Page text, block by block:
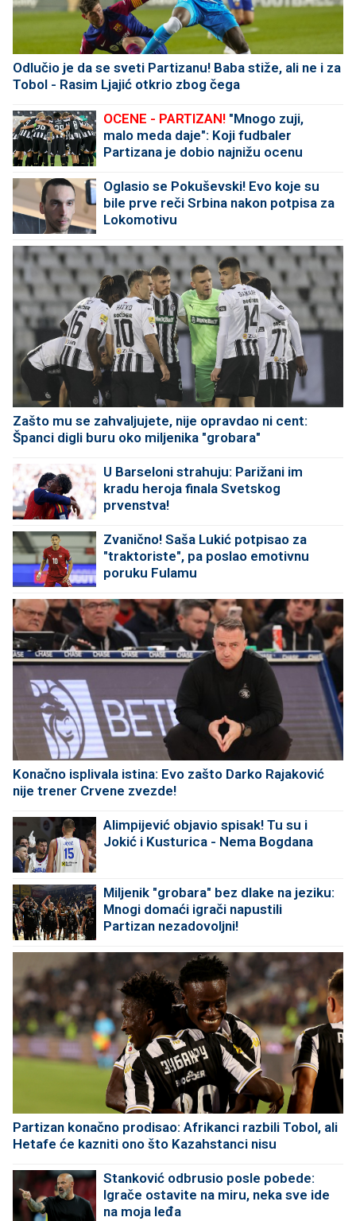
Odlučio je da se sveti Partizanu! Baba stiže, ali ne i za
Tobol - Rasim Ljajić otkrio zbog čega
OCENE - PARTIZAN! "Mnogo zuji,
malo meda daje": Koji fudbaler
Partizana je dobio najnižu ocenu
Oglasio se Pokuševski! Evo koje su
bile prve reči Srbina nakon potpisa za
Lokomotivu
Zašto mu se zahvaljujete, nije opravdao ni cent:
Španci digli buru oko miljenika "grobara"
U Barseloni strahuju: Parižani im
kradu heroja finala Svetskog
prvenstva!
Zvanično! Saša Lukić potpisao za
"traktoriste", pa poslao emotivnu
poruku Fulamu
Konačno isplivala istina: Evo zašto Darko Rajaković
nije trener Crvene zvezde!
Alimpijević objavio spisak! Tu su i
Jokić i Kusturica - Nema Bogdana
Miljenik "grobara" bez dlake na jeziku:
Mnogi domaći igrači napustili
Partizan nezadovoljni!
Partizan konačno prodisao: Afrikanci razbili Tobol, ali
Hetafe će kazniti ono što Kazahstanci nisu
Stanković odbrusio posle pobede:
Igrače ostavite na miru, neka sve ide
na moja leđa